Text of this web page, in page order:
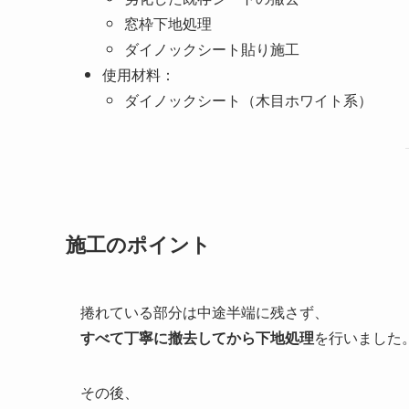
窓枠下地処理
ダイノックシート貼り施工
使用材料：
ダイノックシート（木目ホワイト系）
施工のポイント
捲れている部分は中途半端に残さず、
すべて丁寧に撤去してから下地処理を行いました
その後、